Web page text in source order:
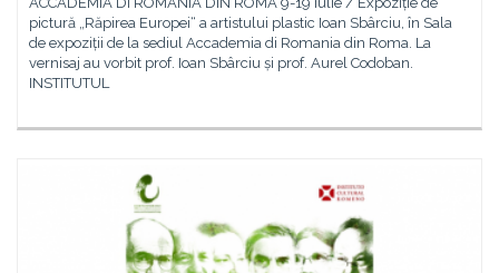
pictură „Răpirea Europei“ a artistului plastic Ioan Sbârciu, în Sala
de expoziții de la sediul Accademia di Romania din Roma. La
vernisaj au vorbit prof. Ioan Sbârciu și prof. Aurel Codoban.
INSTITUTUL